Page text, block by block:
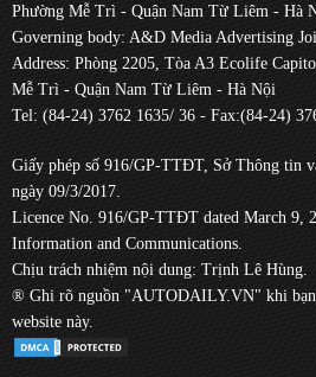
Phường Mễ Trì - Quận Nam Từ Liêm - Hà
Governing body: A&D Media Advertising
Address: Phòng 2205, Tòa A3 Ecolife
Mễ Trì - Quận Nam Từ Liêm - Hà Nội
Tel: (84-24) 3762 1635/ 36 - Fax:(84-24)
Giấy phép số 916/GP-TTĐT, Sở Thông tin
ngày 09/3/2017.
Licence No. 916/GP-TTĐT dated March 9,
Information and Communications.
Chịu trách nhiệm nội dung: Trịnh Lê Hùng.
® Ghi rõ nguồn "AUTODAILY.VN" khi
website này.